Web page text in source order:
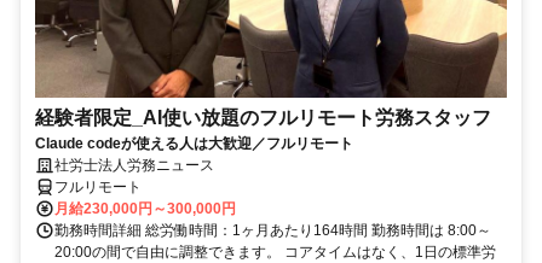
経験者限定_AI使い放題のフルリモート労務スタッフ
Claude codeが使える人は大歓迎／フルリモート
社労士法人労務ニュース
フルリモート
月給230,000円～300,000円
勤務時間詳細 総労働時間：1ヶ月あたり164時間 勤務時間は 8:00～
20:00の間で自由に調整できます。 コアタイムはなく、1日の標準労